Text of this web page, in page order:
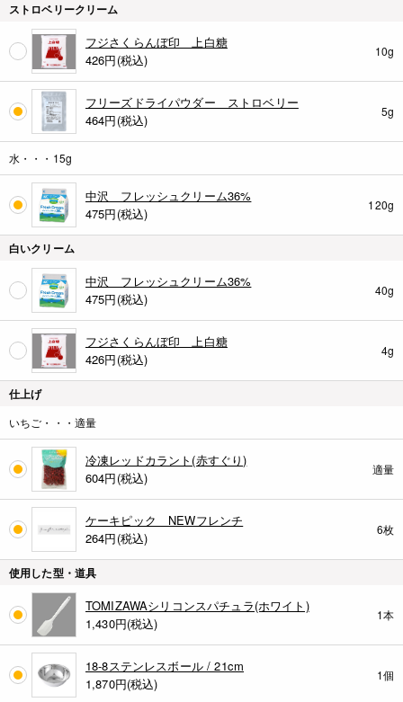
ストロベリークリーム
フジさくらんぼ印 上白糖
426円(税込)
10g
フリーズドライパウダー ストロベリー
464円(税込)
5g
水・・・15g
中沢 フレッシュクリーム36%
475円(税込)
120g
白いクリーム
中沢 フレッシュクリーム36%
475円(税込)
40g
フジさくらんぼ印 上白糖
426円(税込)
4g
仕上げ
いちご・・・適量
冷凍レッドカラント(赤すぐり)
604円(税込)
適量
ケーキピック NEWフレンチ
264円(税込)
6枚
使用した型・道具
TOMIZAWAシリコンスパチュラ(ホワイト)
1,430円(税込)
1本
18-8ステンレスボール / 21cm
1,870円(税込)
1個